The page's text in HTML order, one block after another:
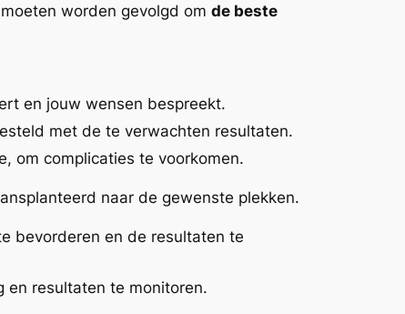
worden gevolgd om de beste
en jouw wensen bespreekt.
met de te verwachten resultaten.
om complicaties te voorkomen.
naar de gewenste plekken.
bevorderen en de resultaten te
en resultaten te monitoren.